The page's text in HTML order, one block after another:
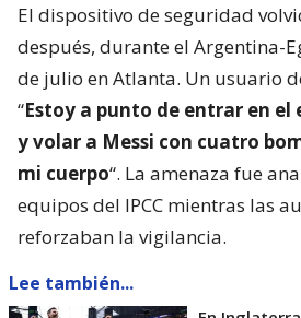
El dispositivo de seguridad
después, durante el Argentina-
de julio en Atlanta. Un usuario
“Estoy a punto de entrar en
y volar a Messi con cuatro
mi cuerpo“. La amenaza fue
equipos del IPCC mientras las
reforzaban la vigilancia.
Lee también...